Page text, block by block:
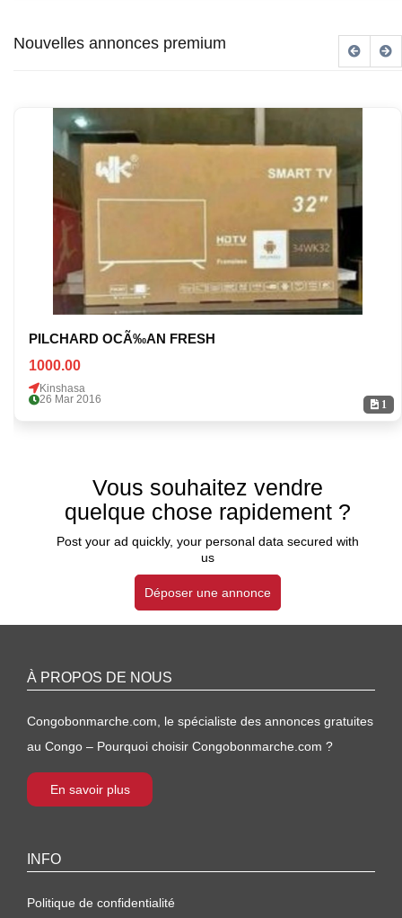
Nouvelles annonces premium
1
PILCHARD OCÃ‰AN FRESH
1000.00
Kinshasa
26 Mar 2016
Vous souhaitez vendre
quelque chose rapidement ?
Post your ad quickly, your personal data secured with
us
Déposer une annonce
À PROPOS DE NOUS
Congobonmarche.com, le spécialiste des annonces gratuites
au Congo – Pourquoi choisir Congobonmarche.com ?
En savoir plus
INFO
Politique de confidentialité